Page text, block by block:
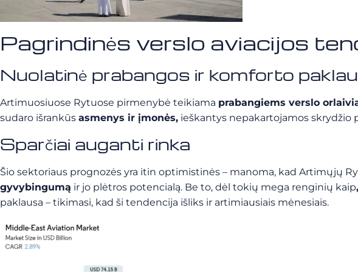
Pagrindinės verslo aviacijos
Nuolatinė prabangos ir komforto
Artimuosiuose Rytuose pirmenybė teikiama prabangiems verslo
sudaro išrankūs asmenys ir įmonės, ieškantys nepakartojamos skrydžio
Sparčiai auganti rinka
Šio sektoriaus prognozės yra itin optimistinės – manoma, kad Artimųjų
gyvybingumą ir jo plėtros potencialą. Be to, dėl tokių mega renginių kaip
paklausa – tikimasi, kad ši tendencija išliks ir artimiausiais mėnesiais.